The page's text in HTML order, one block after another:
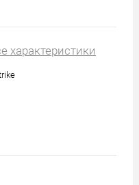
характеристики